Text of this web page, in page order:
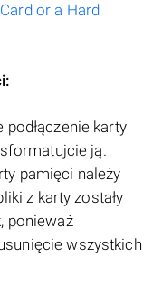
or a Hard
podłączenie karty
ją.
pamięci należy
z karty zostały
ponieważ
wszystkich